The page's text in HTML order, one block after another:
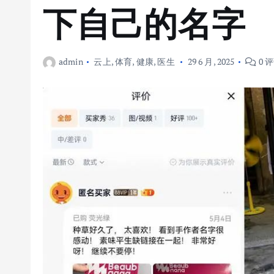
下自己的名字
admin 云上,体育, 健康, 医生 29 6 月, 2025 0